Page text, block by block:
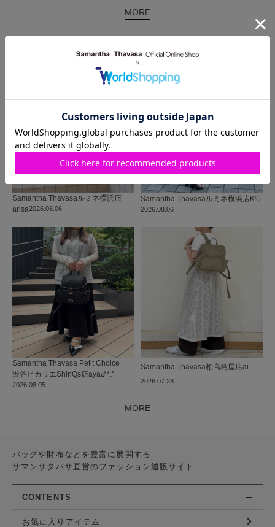
MORE
2026.08.06
Samantha Thavasaルミネ横浜店
arisa
2026.08.06
Samantha Thavasa ルミネ横浜店K♡
2026.08.05
Samantha Thavasa Petit Choice
渋谷ヒカリエShinQs店ayaᕷ*.°
2026.07.28
Samantha Thavasa柏高島屋店ai
MORE
バッグや財布などを豊富に展開する
サマンサタバサ直営のファッション通販サイト
CONTENTS
お気に入りアイテム